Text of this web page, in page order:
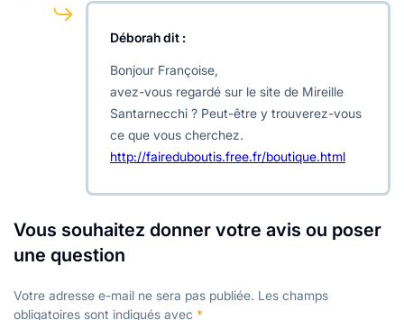
Déborahdit :
Bonjour Françoise,
avez-vous regardé sur le site de Mireille
Santarnecchi ? Peut-être y trouverez-vous
ce que vous cherchez.
http://faireduboutis.free.fr/boutique.html
Vous souhaitez donner votre avis ou poser
une question
Votre adresse e-mail ne sera pas publiée. Les champs
obligatoires sont indiqués avec *